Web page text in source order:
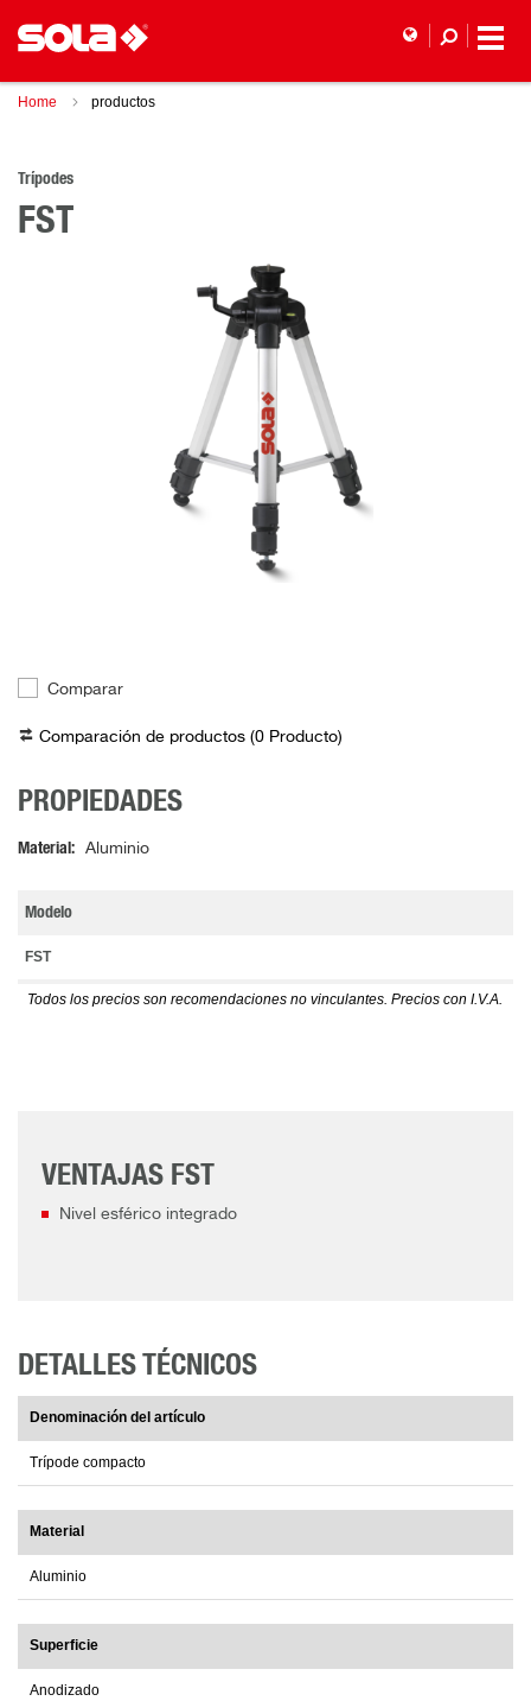
Home productos
Trípodes
FST
Comparar
Comparación de productos (0 Producto)
PROPIEDADES
Material Aluminio
Modelo
FST
Todos los precios son recomendaciones no vinculantes. Precios con I.V.A.
VENTAJAS FST
Nivel esférico integrado
DETALLES TÉCNICOS
Denominación del artículo
Trípode compacto
Material
Aluminio
Superficie
Anodizado